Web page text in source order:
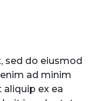
sed do eiusmod
ad minim
ex ea